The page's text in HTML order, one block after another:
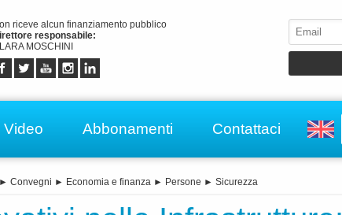
riceve alcun finanziamento pubblico
responsabile:
MOSCHINI
Video Abbonamenti Contattaci
► Convegni ► Economia e finanza ► Persone ► Sicurezza